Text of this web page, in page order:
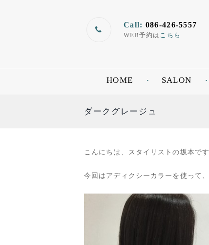
Call: 086-426-5557
WEB予約は こちら
HOME SALON
ダークグレージュ
こんにちは、スタイリストの坂本です
今回はアディクシーカラーを使って